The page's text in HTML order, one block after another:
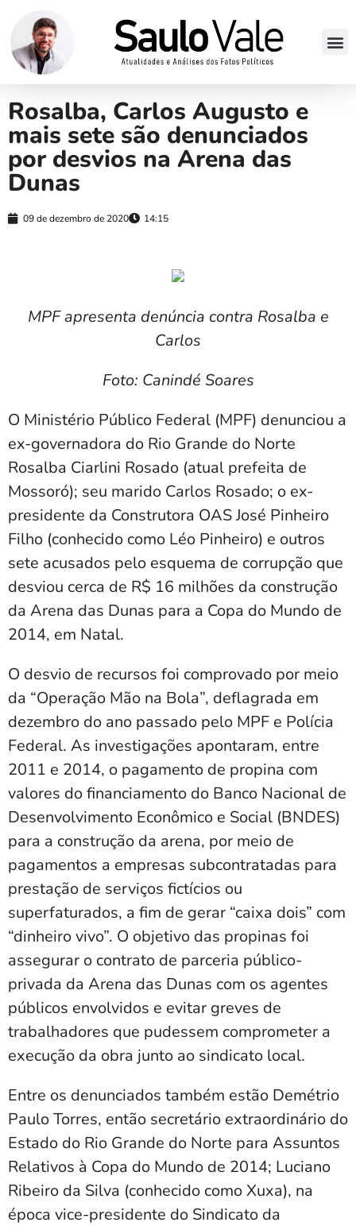
Rosalba, Carlos Augusto e
mais sete são denunciados
por desvios na Arena das
Dunas
09 de dezembro de 2020 14:15
MPF apresenta denúncia contra Rosalba e
Carlos
Foto: Canindé Soares
O Ministério Público Federal (MPF) denunciou a
ex-governadora do Rio Grande do Norte
Rosalba Ciarlini Rosado (atual prefeita de
Mossoró); seu marido Carlos Rosado; o ex-
presidente da Construtora OAS José Pinheiro
Filho (conhecido como Léo Pinheiro) e outros
sete acusados pelo esquema de corrupção que
desviou cerca de R$ 16 milhões da construção
da Arena das Dunas para a Copa do Mundo de
2014, em Natal.
O desvio de recursos foi comprovado por meio
da “Operação Mão na Bola”, deflagrada em
dezembro do ano passado pelo MPF e Polícia
Federal. As investigações apontaram, entre
2011 e 2014, o pagamento de propina com
valores do financiamento do Banco Nacional de
Desenvolvimento Econômico e Social (BNDES)
para a construção da arena, por meio de
pagamentos a empresas subcontratadas para
prestação de serviços fictícios ou
superfaturados, a fim de gerar “caixa dois” com
“dinheiro vivo”. O objetivo das propinas foi
assegurar o contrato de parceria público-
privada da Arena das Dunas com os agentes
públicos envolvidos e evitar greves de
trabalhadores que pudessem comprometer a
execução da obra junto ao sindicato local.
Entre os denunciados também estão Demétrio
Paulo Torres, então secretário extraordinário do
Estado do Rio Grande do Norte para Assuntos
Relativos à Copa do Mundo de 2014; Luciano
Ribeiro da Silva (conhecido como Xuxa), na
época vice-presidente do Sindicato da